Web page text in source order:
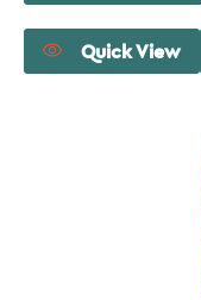
Quick View